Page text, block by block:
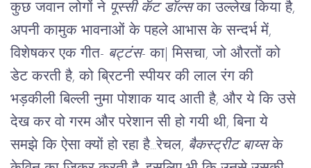
कुछ जवान लोगों ने पूस्सी कॅट डॉल्स का उल्लेख किया है,
अपनी कामुक भावनाओं के पहले आभास के सन्दर्भ में,
विशेषकर एक गीत- बट्टंस- का मिसचा, जो औरतों को
डेट करती है, को ब्रिटनी स्पीयर की लाल रंग की
भड़कीली बिल्ली नुमा पोशाक याद आती है, और ये कि उसे
देख कर वो गरम और परेशान सी हो गयी थी, बिना ये
समझे कि ऐसा क्यों हो रहा है...रेचल, बैकस्ट्रीट बाय्स के